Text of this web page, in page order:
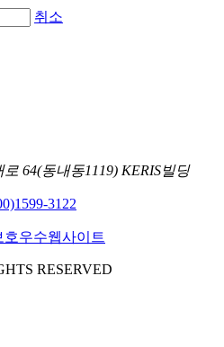
취소
64(동내동1119) KERIS빌딩
1599-3122
RESERVED